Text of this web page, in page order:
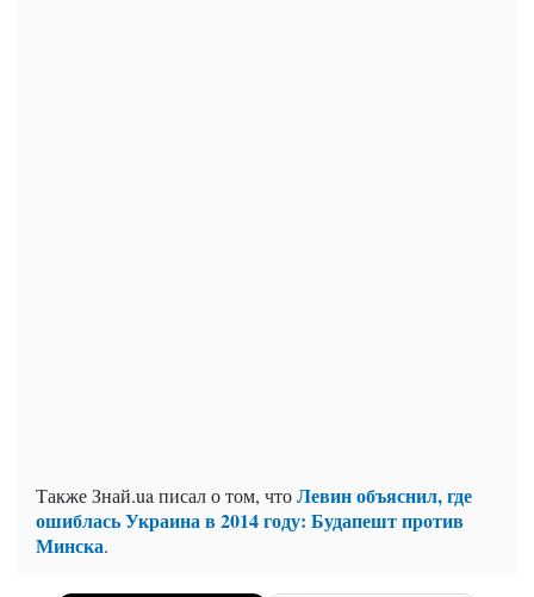
Также Знай.ua писал о том, чтоЛевин объяснил, где
ошиблась Украина в 2014 году: Будапешт против
Минска.